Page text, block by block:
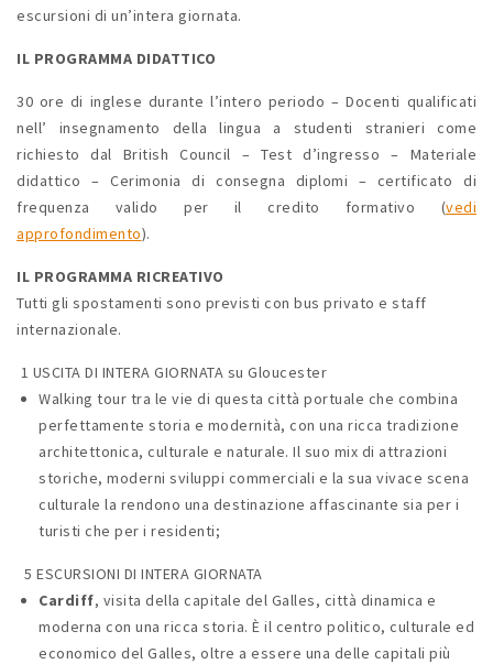
escursioni di un’intera giornata.
IL PROGRAMMA DIDATTICO
30 ore di inglese durante l’intero periodo – Docenti qualificati
nell’ insegnamento della lingua a studenti stranieri come
richiesto dal British Council – Test d’ingresso – Materiale
didattico – Cerimonia di consegna diplomi – certificato di
frequenza valido per il credito formativo (vedi
approfondimento).
IL PROGRAMMA RICREATIVO
Tutti gli spostamenti sono previsti con bus privato e staff
internazionale.
1 USCITA DI INTERA GIORNATA su Gloucester
Walking tour tra le vie di questa città portuale che combina
perfettamente storia e modernità, con una ricca tradizione
architettonica, culturale e naturale. Il suo mix di attrazioni
storiche, moderni sviluppi commerciali e la sua vivace scena
culturale la rendono una destinazione affascinante sia per i
turisti che per i residenti;
5 ESCURSIONI DI INTERA GIORNATA
Cardiff, visita della capitale del Galles, città dinamica e
moderna con una ricca storia. È il centro politico, culturale ed
economico del Galles, oltre a essere una delle capitali più